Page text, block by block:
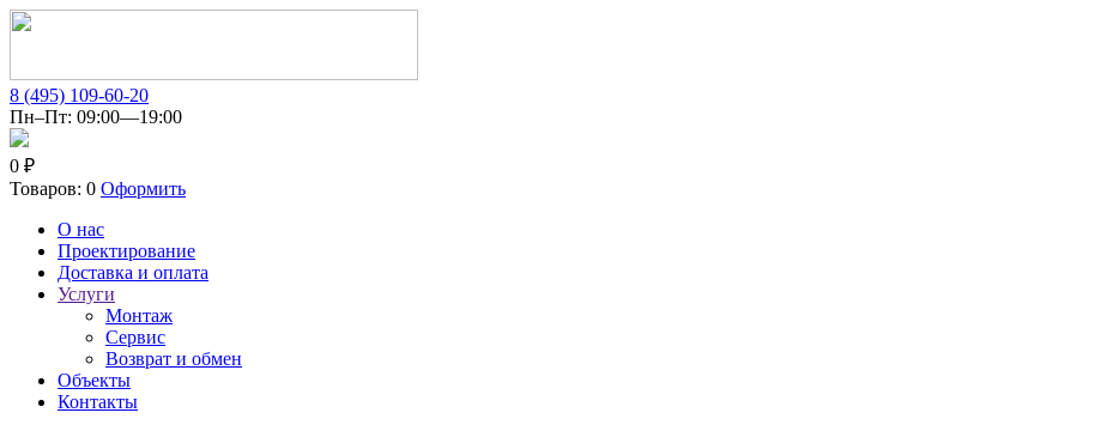
8 (495) 109-60-20
Пн–Пт: 09:00—19:00
0 ₽
Товаров: 0 Оформить
О нас
Проектирование
Доставка и оплата
Услуги
Монтаж
Сервис
Возврат и обмен
Объекты
Контакты